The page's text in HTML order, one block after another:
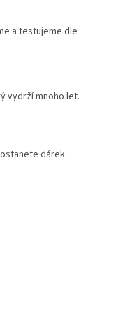
a testujeme dle
vydrží mnoho let.
dárek.